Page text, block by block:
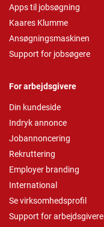
Apps til jobsøgning
Kaares Klumme
Ansøgningsmaskinen
Support for jobsøgere
For arbejdsgivere
Din kundeside
Indryk annonce
Jobannoncering
Rekruttering
Employer branding
International
Se virksomhedsprofil
Support for arbejdsgivere